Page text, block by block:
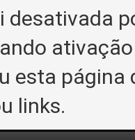
desativada
esta
links.